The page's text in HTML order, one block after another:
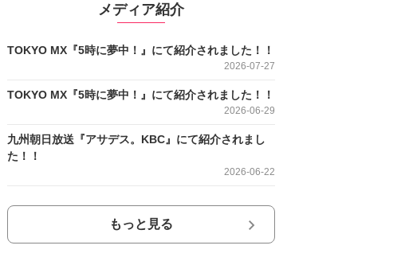
メディア紹介
TOKYO MX『5時に夢中！』にて紹介されました！！
2026-07-27
TOKYO MX『5時に夢中！』にて紹介されました！！
2026-06-29
九州朝日放送『アサデス。KBC』にて紹介されまし
た！！
2026-06-22
もっと見る